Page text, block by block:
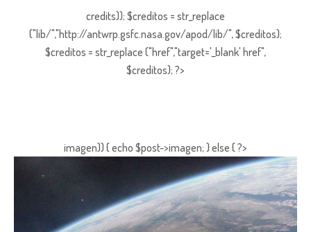
credits)); $creditos = str_replace
("lib/","http://antwrp.gsfc.nasa.gov/apod/lib/", $creditos);
$creditos = str_replace ("href","target='_blank' href",
$creditos); ?>
imagen)) { echo $post->imagen; } else { ?>